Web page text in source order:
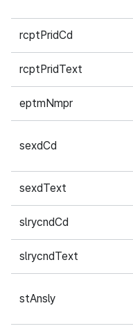
rcptPridCd
rcptPridText
eptmNmpr
sexdCd
sexdText
slrycndCd
slrycndText
stAnsly